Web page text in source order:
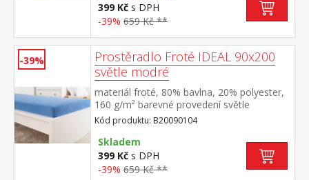
399 Kč s DPH
-39% 659 Kč **
-39%
Prostěradlo Froté IDEAL 90x200
světle modré
materiál froté, 80% bavlna, 20% polyester,
160 g/m² barevné provedení světle
modrá savé, odolné, stálobarevné, obšito
gumou pro matrace do výšky 25
cm pratelné do 40 °C
Kód produktu: B20090104
Skladem
399 Kč s DPH
-39% 659 Kč **